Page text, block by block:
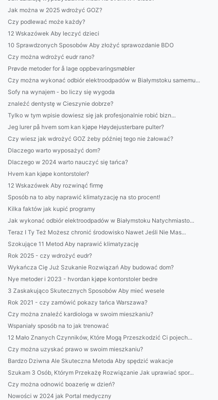
Jak można w 2025 wdrożyć GOZ?
Czy podlewać może każdy?
12 Wskazówek Aby leczyć dzieci
10 Sprawdzonych Sposobów Aby złożyć sprawozdanie BDO
Czy można wdrożyć eudr rano?
Prøvde metoder for å lage oppbevaringsmøbler
Czy można wykonać odbiór elektroodpadów w Białymstoku samemu...
Sofy na wynajem - bo liczy się wygoda
znaleźć dentystę w Cieszynie dobrze?
Tylko w tym wpisie dowiesz się jak profesjonalnie robić bizn...
Jeg lurer på hvem som kan kjøpe Høydejusterbare pulter?
Czy wiesz jak wdrożyć GOZ żeby później tego nie żałować?
Dlaczego warto wyposażyć dom?
Dlaczego w 2024 warto nauczyć się tańca?
Hvem kan kjøpe kontorstoler?
12 Wskazówek Aby rozwinąć firmę
Sposób na to aby naprawić klimatyzację na sto procent!
Kilka faktów jak kupić programy
Jak wykonać odbiór elektroodpadów w Białymstoku Natychmiasto...
Teraz I Ty Też Możesz chronić środowisko Nawet Jeśli Nie Mas...
Szokujące 11 Metod Aby naprawić klimatyzację
Rok 2025 - czy wdrożyć eudr?
Wykańcza Cię Już Szukanie Rozwiązań Aby budować dom?
Nye metoder i 2023 - hvordan kjøpe kontorstoler bedre
3 Zaskakująco Skutecznych Sposobów Aby mieć wesele
Rok 2021 - czy zamówić pokazy tańca Warszawa?
Czy można znaleźć kardiologa w swoim mieszkaniu?
Wspaniały sposób na to jak trenować
12 Mało Znanych Czynników, Które Mogą Przeszkodzić Ci pojech...
Czy można uzyskać prawo w swoim mieszkaniu?
Bardzo Dziwna Ale Skuteczna Metoda Aby spędzić wakacje
Szukam 3 Osób, Którym Przekażę Rozwiązanie Jak uprawiać spor...
Czy można odnowić boazerię w dzień?
Nowości w 2024 jak Portal medyczny